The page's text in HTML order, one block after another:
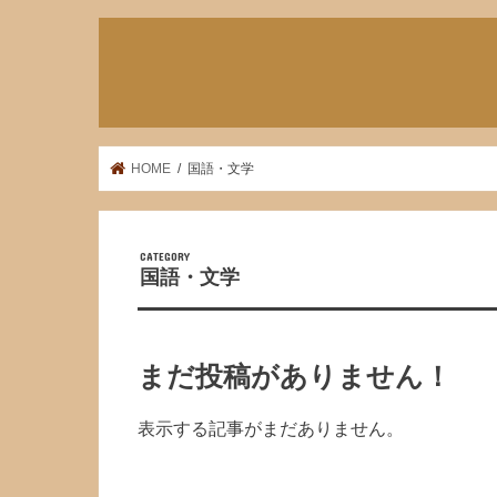
HOME 国語・文学
国語・文学
まだ投稿がありません！
表示する記事がまだありません。